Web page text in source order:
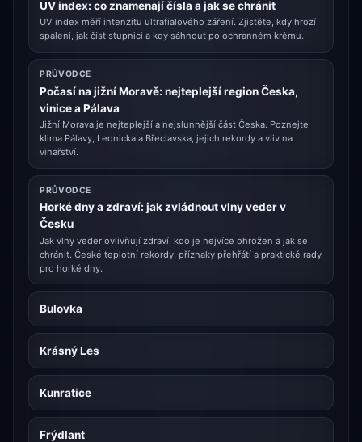
UV index: co znamenají čísla a jak se chránit
UV index měří intenzitu ultrafialového záření. Zjistěte, kdy hrozí
spálení, jak číst stupnici a kdy sáhnout po ochranném krému.
PRŮVODCE
Počasí na jižní Moravě: nejteplejší region Česka,
vinice a Pálava
Jižní Morava je nejteplejší a nejslunnější část Česka. Poznejte
klima Pálavy, Lednicka a Břeclavska, jejich rekordy a vliv na
vinařství.
PRŮVODCE
Horké dny a zdraví: jak zvládnout vlny veder v
Česku
Jak vlny veder ovlivňují zdraví, kdo je nejvíce ohrožen a jak se
chránit. České teplotní rekordy, příznaky přehřátí a praktické rady
pro horké dny.
Bulovka
Krásný Les
Kunratice
Frýdlant